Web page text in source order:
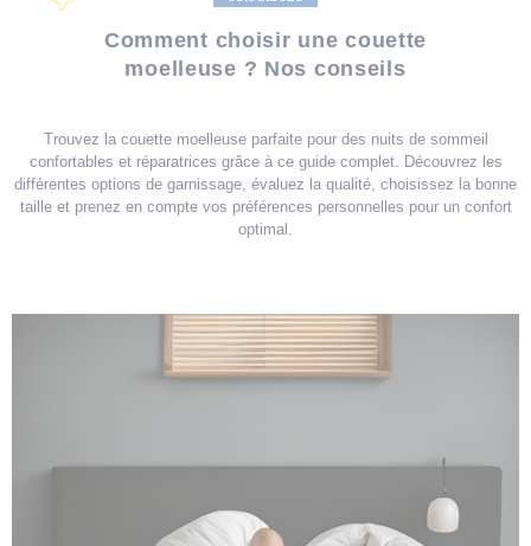
Comment choisir une couette
moelleuse ? Nos conseils
Trouvez la couette moelleuse parfaite pour des nuits de sommeil
confortables et réparatrices grâce à ce guide complet. Découvrez les
différentes options de garnissage, évaluez la qualité, choisissez la bonne
taille et prenez en compte vos préférences personnelles pour un confort
optimal.